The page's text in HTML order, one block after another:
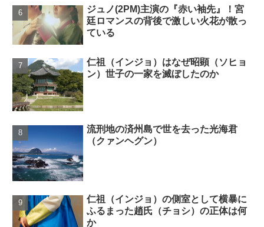
ジュノ(2PM)主演の『赤い袖先』！宮
廷ロマンスの背後で激しい火花が散っ
ている
仁祖（インジョ）はなぜ昭顕（ソヒョ
ン）世子の一家を滅ぼしたのか
流刑地の済州島で世を去った光海君
（クァンヘグン）
仁祖（インジョ）の側室として横暴に
ふるまった趙氏（チョシ）の正体は何
か